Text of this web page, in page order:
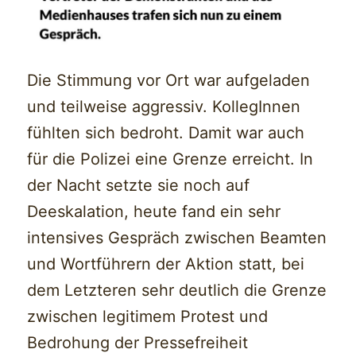
Die Stimmung vor Ort war aufgeladen
und teilweise aggressiv. KollegInnen
fühlten sich bedroht. Damit war auch
für die Polizei eine Grenze erreicht. In
der Nacht setzte sie noch auf
Deeskalation, heute fand ein sehr
intensives Gespräch zwischen Beamten
und Wortführern der Aktion statt, bei
dem Letzteren sehr deutlich die Grenze
zwischen legitimem Protest und
Bedrohung der Pressefreiheit